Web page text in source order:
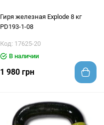
Гиря железная Explode 8 кг
PD193-1-08
Код: 17625-20
В наличии
1 980 грн